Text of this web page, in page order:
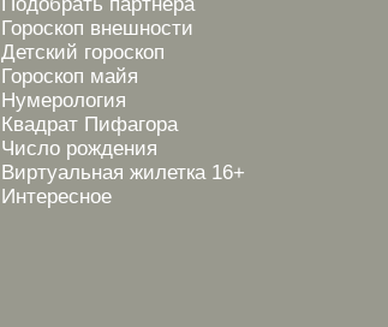
Гороскоп внешности
Детский гороскоп
Гороскоп майя
Нумерология
Квадрат Пифагора
Число рождения
Виртуальная жилетка 16+
Интересное